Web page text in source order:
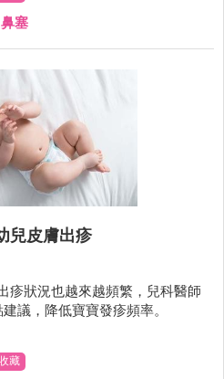
鼻塞
兒皮膚出疹
疹狀況也越來越頻繁，兒科醫師
議，降低寶寶發疹頻率。
藏